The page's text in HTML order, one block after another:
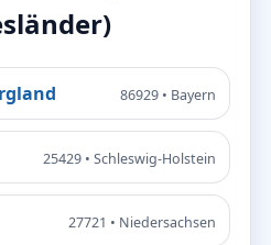
86929 • Bayern
25429 • Schleswig-Holstein
27721 • Niedersachsen